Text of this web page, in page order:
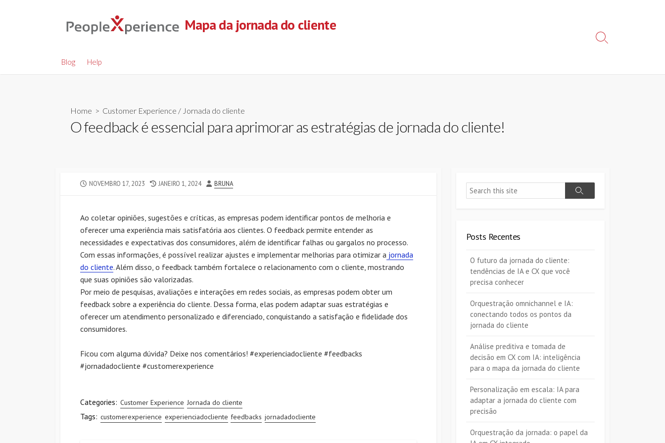
Mapa da jornada do cliente
Blog Help
Search
Home > Customer Experience / Jornada do cliente
O feedback é essencial para aprimorar as estratégias de jornada do cliente!
PUBLISHED
NOVEMBRO 17, 2023
LAST
JANEIRO 1, 2024 AUTHOR
BRUNA
Ao coletar opiniões, sugestões e críticas, as empresas podem identificar pontos de melhoria e
oferecer uma experiência mais satisfatória aos clientes. O feedback permite entender as
necessidades e expectativas dos consumidores, além de identificar falhas ou gargalos no processo.
Com essas informações, é possível realizar ajustes e implementar melhorias para otimizar a jornada
do cliente. Além disso, o feedback também fortalece o relacionamento com o cliente, mostrando
que suas opiniões são valorizadas.
Por meio de pesquisas, avaliações e interações em redes sociais, as empresas podem obter um
feedback sobre a experiência do cliente. Dessa forma, elas podem adaptar suas estratégias e
oferecer um atendimento personalizado e diferenciado, conquistando a satisfação e fidelidade dos
consumidores.
Ficou com alguma dúvida? Deixe nos comentários! #experienciadocliente #feedbacks
#jornadadocliente #customerexperience
Categories: Customer Experience Jornada do cliente
Tags: customerexperience experienciadocliente feedbacks jornadadocliente
Search
Search
Posts Recentes
O futuro da jornada do cliente:
tendências de IA e CX que você
precisa conhecer
Orquestração omnichannel e IA:
conectando todos os pontos da
jornada do cliente
Análise preditiva e tomada de
decisão em CX com IA: inteligência
para o mapa da jornada do cliente
Personalização em escala: IA para
adaptar a jornada do cliente com
precisão
Orquestração da jornada: o papel da